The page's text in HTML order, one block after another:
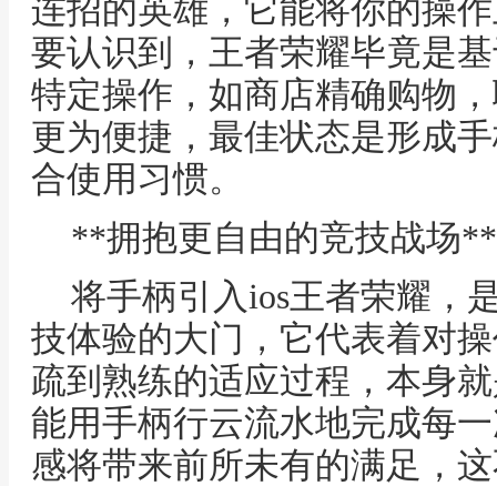
连招的英雄，它能将你的操
要认识到，王者荣耀毕竟是
特定操作，如商店精确购物
更为便捷，最佳状态是形成
合使用习惯。
**拥抱更自由的竞技战场**
将手柄引入ios王者荣耀，
技体验的大门，它代表着对
疏到熟练的适应过程，本身
能用手柄行云流水地完成每
感将带来前所未有的满足，